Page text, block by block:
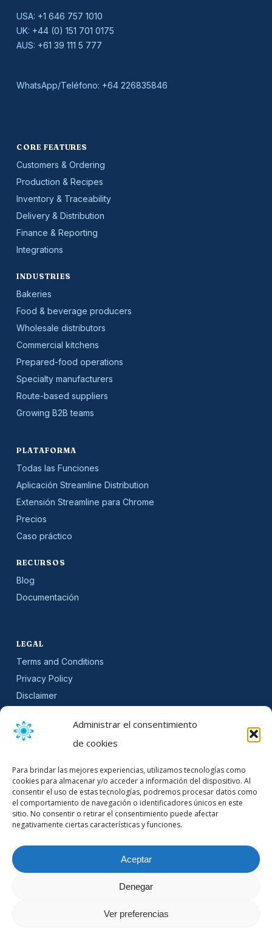
Administrar el consentimiento
de cookies
Para brindar las mejores experiencias, utilizamos tecnologías como
cookies para almacenar y/o acceder a información del dispositivo. Al
consentir el uso de estas tecnologías, podremos procesar datos como
el comportamiento de navegación o identificadores únicos en este
sitio. No consentir o retirar el consentimiento puede afectar
negativamente ciertas características y funciones.
Aceptar
Denegar
Ver preferencias
USA: +1 646 757 1010
UK: +44 (0) 151 701 0175
AUS: +61 39 111 5 777
WhatsApp/Teléfono: +64 226835846
CORE FEATURES
Customers & Ordering
Production & Recipes
Inventory & Traceability
Delivery & Distribution
Finance & Reporting
Integrations
INDUSTRIES
Bakeries
Food & beverage producers
Wholesale distributors
Commercial kitchens
Prepared-food operations
Specialty manufacturers
Route-based suppliers
Growing B2B teams
PLATAFORMA
Todas las Funciones
Aplicación Streamline Distribution
Extensión Streamline para Chrome
Precios
Caso práctico
RECURSOS
Blog
Documentación
LEGAL
Terms and Conditions
Privacy Policy
Disclaimer
Cookie Policy (EU)
Get software updates and practical tips.
Email Address